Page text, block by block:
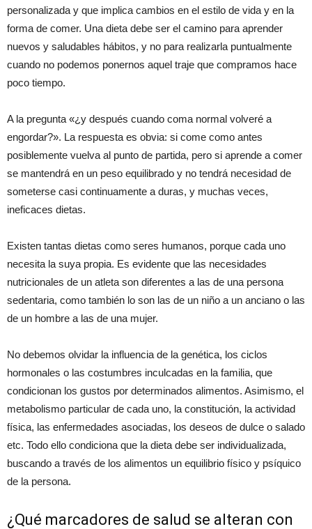
personalizada y que implica cambios en el estilo de vida y en la
forma de comer. Una dieta debe ser el camino para aprender
nuevos y saludables hábitos, y no para realizarla puntualmente
cuando no podemos ponernos aquel traje que compramos hace
poco tiempo.
A la pregunta «¿y después cuando coma normal volveré a
engordar?». La respuesta es obvia: si come como antes
posiblemente vuelva al punto de partida, pero si aprende a comer
se mantendrá en un peso equilibrado y no tendrá necesidad de
someterse casi continuamente a duras, y muchas veces,
ineficaces dietas.
Existen tantas dietas como seres humanos, porque cada uno
necesita la suya propia. Es evidente que las necesidades
nutricionales de un atleta son diferentes a las de una persona
sedentaria, como también lo son las de un niño a un anciano o las
de un hombre a las de una mujer.
No debemos olvidar la influencia de la genética, los ciclos
hormonales o las costumbres inculcadas en la familia, que
condicionan los gustos por determinados alimentos. Asimismo, el
metabolismo particular de cada uno, la constitución, la actividad
física, las enfermedades asociadas, los deseos de dulce o salado
etc. Todo ello condiciona que la dieta debe ser individualizada,
buscando a través de los alimentos un equilibrio físico y psíquico
de la persona.
¿Qué marcadores de salud se alteran con